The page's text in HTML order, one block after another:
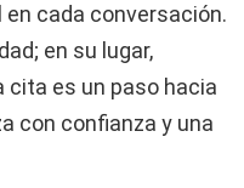
cada conversación.
en su lugar,
es un paso hacia
con confianza y una